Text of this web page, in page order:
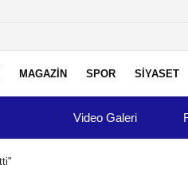
MAGAZİN SPOR SİYASET
Video Galeri